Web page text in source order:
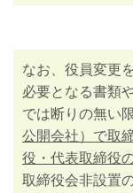
なお、役員変更
必要となる書類
では断りの無い限
公開会社）で取
役・代表取締役
取締役会非設置